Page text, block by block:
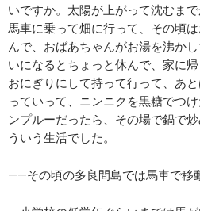
いですか。太陽が上がって沈むま
馬車に乗って畑に行って、その頃
んで、おばあちゃんがお湯を沸か
いになるとちょっと休んで、家に
おにぎりにして持って行って、あ
っていって、ニンニクを黒糖でつ
ンプルーだったら、その場で鍋で
ういう生活でした。
――その頃の多良間島では馬車で移